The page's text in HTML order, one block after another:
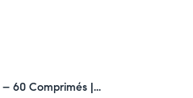
– 60 Comprimés |...